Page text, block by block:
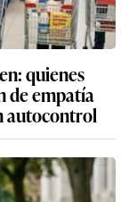
quienes
de empatía
autocontrol